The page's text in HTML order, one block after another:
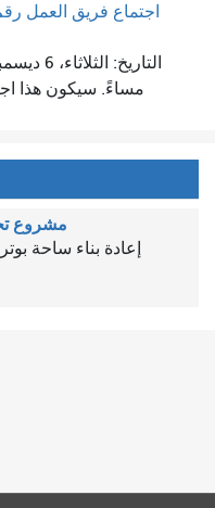
مساءً. سيكون هذا
مشروع
إعادة بناء ساحة